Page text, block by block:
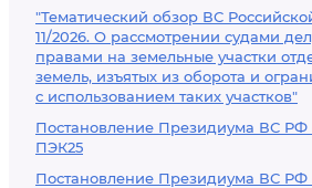
"Тематический обзор ВС
11/2026. О рассмотрении судами
правами на земельные участки
земель, изъятых из оборота и
с использованием таких участков"
Постановление Президиума ВС РФ
ПЭК25
Постановление Президиума ВС РФ